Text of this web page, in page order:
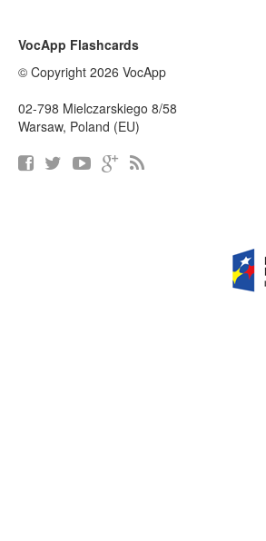
VocApp Flashcards
© Copyright 2026 VocApp
02-798 Mielczarskiego 8/58
Warsaw, Poland (EU)